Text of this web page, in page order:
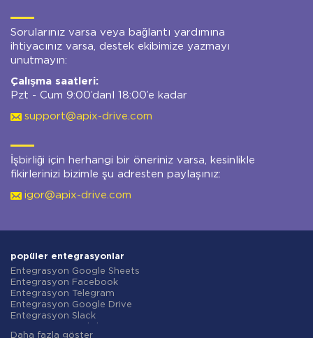
Sorularınız varsa veya bağlantı yardımına
ihtiyacınız varsa, destek ekibimize yazmayı
unutmayın:
Çalışma saatleri:
Pzt - Cum 9:00’danl 18:00’e kadar
support@apix-drive.com
İşbirliği için herhangi bir öneriniz varsa, kesinlikle
fikirlerinizi bizimle şu adresten paylaşınız:
igor@apix-drive.com
popüler entegrasyonlar
Entegrasyon Google Sheets
Entegrasyon Facebook
Entegrasyon Telegram
Entegrasyon Google Drive
Entegrasyon Slack
Daha fazla göster